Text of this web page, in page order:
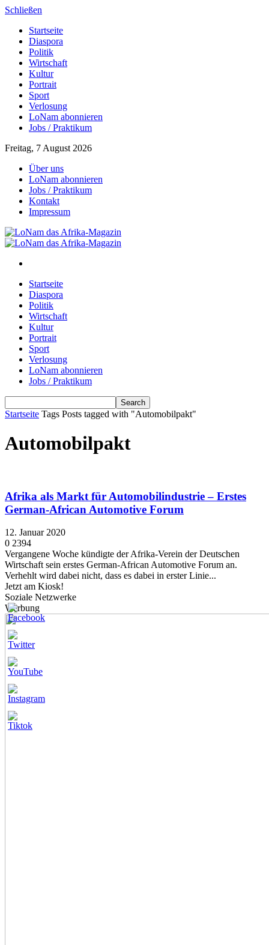
Schließen
Startseite
Diaspora
Politik
Wirtschaft
Kultur
Portrait
Sport
Verlosung
LoNam abonnieren
Jobs / Praktikum
Freitag, 7 August 2026
Über uns
LoNam abonnieren
Jobs / Praktikum
Kontakt
Impressum
Startseite
Diaspora
Politik
Wirtschaft
Kultur
Portrait
Sport
Verlosung
LoNam abonnieren
Jobs / Praktikum
Startseite Tags Posts tagged with "Automobilpakt"
Automobilpakt
Afrika als Markt für Automobilindustrie – Erstes
German-African Automotive Forum
12. Januar 2020
0 2394
Vergangene Woche kündigte der Afrika-Verein der Deutschen
Wirtschaft sein erstes German-African Automotive Forum an.
Verhehlt wird dabei nicht, dass es dabei in erster Linie...
Jetzt am Kiosk!
Soziale Netzwerke
Werbung